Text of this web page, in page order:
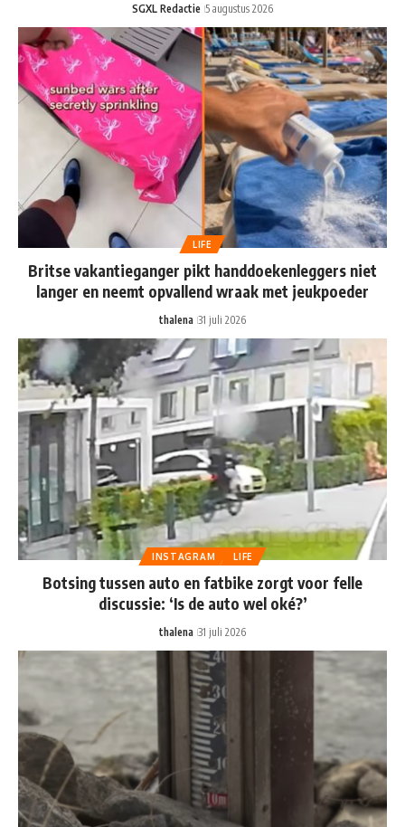
SGXL Redactie 5 augustus 2026
LIFE
Britse vakantieganger pikt handdoekenleggers niet
langer en neemt opvallend wraak met jeukpoeder
thalena 31 juli 2026
INSTAGRAM LIFE
Botsing tussen auto en fatbike zorgt voor felle
discussie: ‘Is de auto wel oké?’
thalena 31 juli 2026